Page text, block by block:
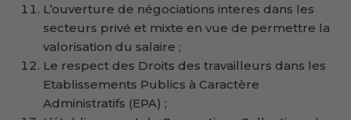
L’ouverture de négociations interes dans les
secteurs privé et mixte en vue de permettre la
valorisation du salaire ;
Le respect des Droits des travailleurs dans les
Etablissements Publics à Caractère
Administratifs (EPA) ;